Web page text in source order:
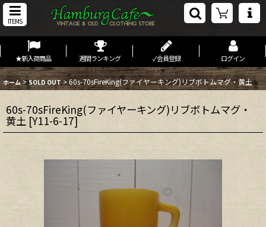
ITEMS
★新入荷商品 週間ランキング ✓会員登録 ログイン
ホーム > SOLD OUT >60s-70sFireKing(ファイヤーキング)リブボトムマグ・黄土
60s-70sFireKing(ファイヤーキング)リブボトムマグ・
黄土 [Y11-6-17]